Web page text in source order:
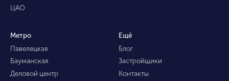
ЦАО
Метро
Павелецкая
Бауманская
Деловой центр
Ещё
Блог
Застройщики
Контакты